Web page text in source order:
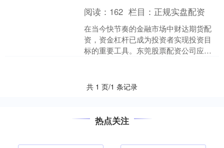
阅读： 162 栏目： 正规实盘配资
在当今快节奏的金融市场中财达期货配
资，资金杠杆已成为投资者实现投资目
标的重要工具。东莞股票配资公司应运
共 1 页/1 条记录
热点关注